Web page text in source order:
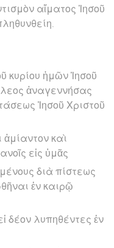
αἵματος Ἰησοῦ
κυρίου ἡμῶν Ἰησοῦ
ἀναγεννήσας
Ἰησοῦ Χριστοῦ
καὶ
εἰς ὑμᾶς
διὰ πίστεως
ἐν καιρῷ
δέον λυπηθέντες ἐν